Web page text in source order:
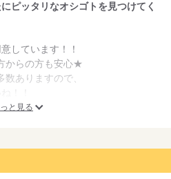
ピッタリなオシゴトを見つけてく
しています！！
からの方も安心★
ありますので、
！！
と見る